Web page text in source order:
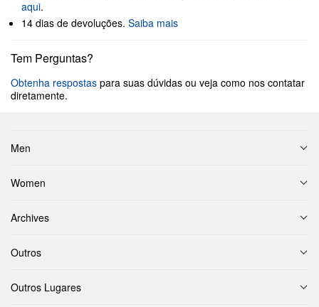
aqui.
14 dias de devoluções. Saiba mais
Tem Perguntas?
Obtenha respostas para suas dúvidas ou veja como nos contatar
diretamente.
Men
Women
Archives
Outros
Outros Lugares